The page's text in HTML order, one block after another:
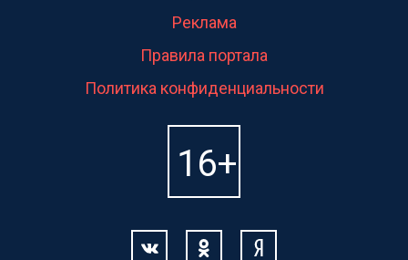
Реклама
Правила портала
Политика конфиденциальности